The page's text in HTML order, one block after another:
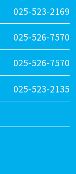
025-523-2169
025-526-7570
025-526-7570
025-523-2135